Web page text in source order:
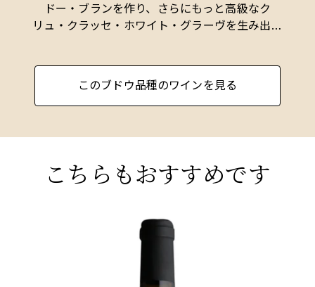
ドー・ブランを作り、さらにもっと高級なク
リュ・クラッセ・ホワイト・グラーヴを生み出し
また、セミヨンとブレンドされることが多いです
が、比率は低く、ソーテルヌの偉大な甘口ワイン
を作ります。ロワール渓谷でもよく育ち、特にサ
な香りや時にはスモーキーで火打石のようなニュ
ニュージーランドでは、1980年代にクラウディ・
ベイが非常に強烈なネトル、グーズベリー、アス
パラガスの果実を持つ素晴らしいソーヴィニヨ
ン・ブランを作り、マールボロを世界のワイン
このブドウ品種のワインを見る
こちらもおすすめです
2023 ベリー・ブラザーズ&ラッド・アルバリー
ニョ、リアス・バイシャス、ベニート・サントス